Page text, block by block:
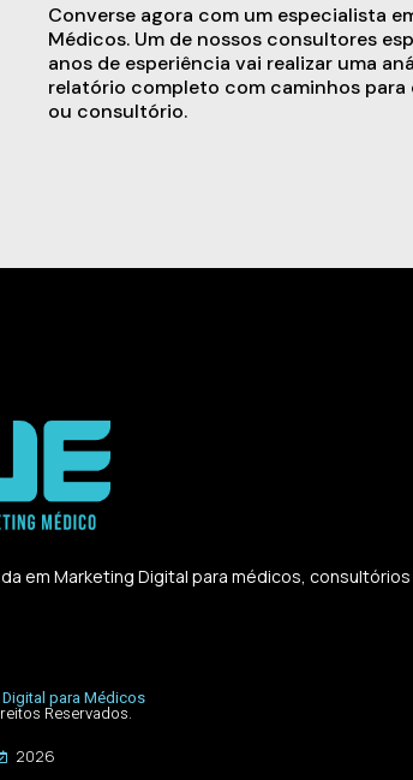
Converse agora com um especialista
Médicos. Um de nossos consultores
anos de esperiência vai realizar uma
relatório completo com caminhos
ou consultório.
em Marketing Digital para médicos, consultórios
para Médicos
Reservados.
2026